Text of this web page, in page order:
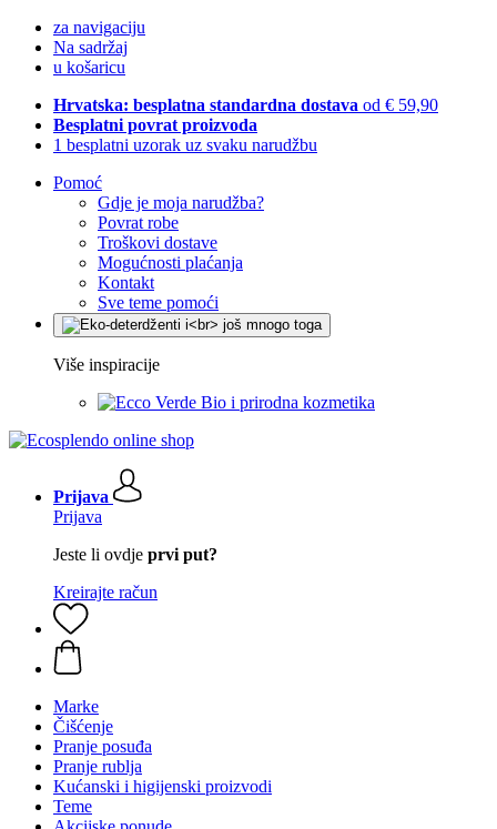
za navigaciju
Na sadržaj
u košaricu
Hrvatska: besplatna standardna dostava od € 59,90
Besplatni povrat proizvoda
1 besplatni uzorak uz svaku narudžbu
Pomoć
Gdje je moja narudžba?
Povrat robe
Troškovi dostave
Mogućnosti plaćanja
Kontakt
Sve teme pomoći
Više inspiracije
Bio i prirodna kozmetika
Prijava
Prijava
Jeste li ovdje prvi put?
Kreirajte račun
Marke
Čišćenje
Pranje posuđa
Pranje rublja
Kućanski i higijenski proizvodi
Teme